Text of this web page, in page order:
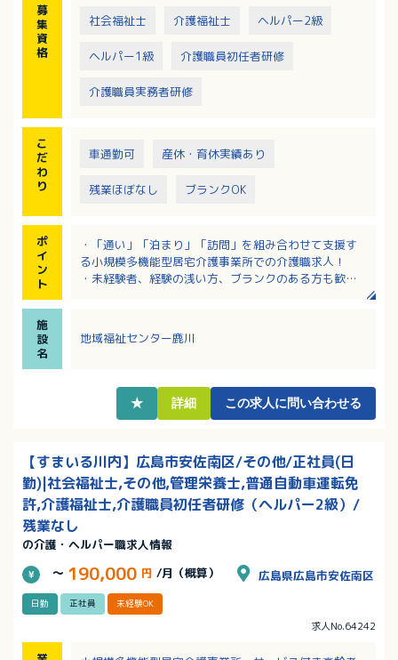
募
集
資
格
社会福祉士 介護福祉士 ヘルパー2級
ヘルパー1級 介護職員初任者研修
介護職員実務者研修
こ
だ
わ
り
車通勤可 産休・育休実績あり
残業ほぼなし ブランクOK
ポ
イ
ン
ト
・「通い」「泊まり」「訪問」を組み合わせて支援す
る小規模多機能型居宅介護事業所での介護職求人！
・未経験者、経験の浅い方、ブランクのある方も歓
万円以上も可能！
・残業ほぼなし！日・祝の出勤には別途手当が支給さ
ベートと両立しやすい職場！
施
設
名
地域福祉センター鹿川
★ 詳細 この求人に問い合わせる
【すまいる川内】広島市安佐南区/その他/正社員(日
勤)|社会福祉士,その他,管理栄養士,普通自動車運転免
許,介護福祉士,介護職員初任者研修（ヘルパー2級）/
残業なし
の介護・ヘルパー職求人情報
～ 190,000 円 /月（概算） 広島県広島市安佐南区
日勤 正社員 未経験OK
求人No.64242